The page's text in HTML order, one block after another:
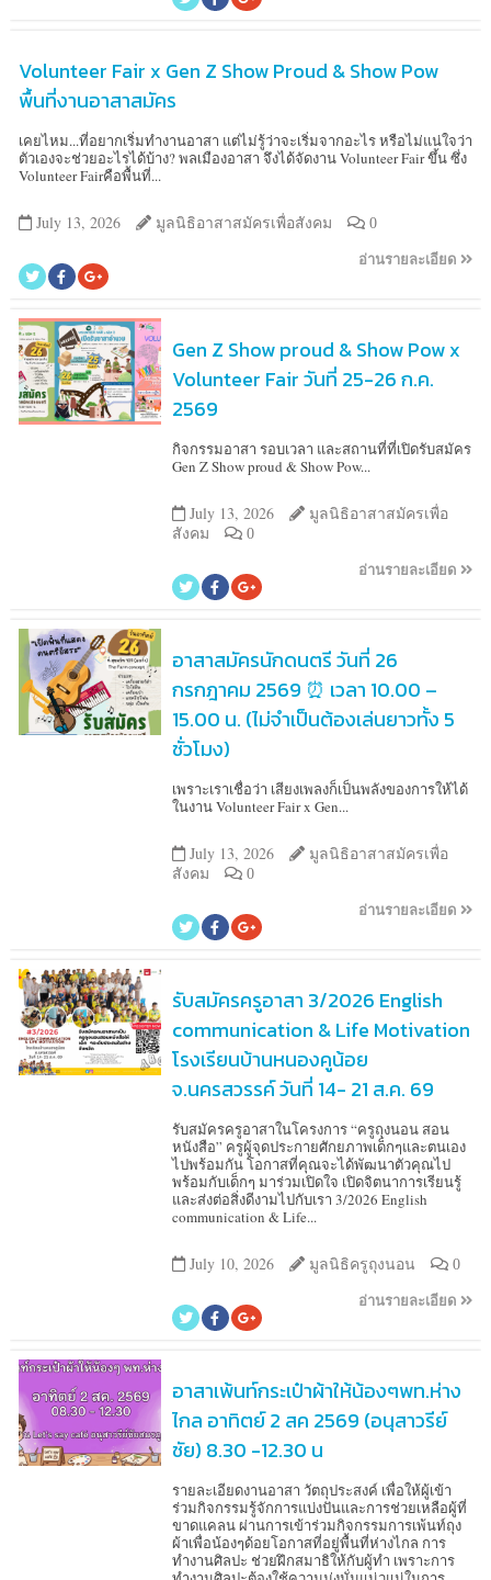
Volunteer Fair x Gen Z Show Proud & Show Pow
พื้นที่งานอาสาสมัคร
เคยไหม...ที่อยากเริ่มทำงานอาสา แต่ไม่รู้ว่าจะเริ่มจากอะไร หรือไม่แน่ใจว่า
ตัวเองจะช่วยอะไรได้บ้าง? พลเมืองอาสา จึงได้จัดงาน Volunteer Fair ขึ้น ซึ่ง
Volunteer Fairคือพื้นที่...
July 13, 2026 มูลนิธิอาสาสมัครเพื่อสังคม 0
อ่านรายละเอียด
Gen Z Show proud & Show Pow x
Volunteer Fair วันที่ 25-26 ก.ค.
2569
กิจกรรมอาสา รอบเวลา และสถานที่ที่เปิดรับสมัคร
Gen Z Show proud & Show Pow...
July 13, 2026
มูลนิธิอาสาสมัครเพื่อ
สังคม
0
อ่านรายละเอียด
อาสาสมัครนักดนตรี วันที่ 26
กรกฎาคม 2569 ⏰ เวลา 10.00 –
15.00 น. (ไม่จำเป็นต้องเล่นยาวทั้ง 5
ชั่วโมง)
เพราะเราเชื่อว่า เสียงเพลงก็เป็นพลังของการให้ได้
ในงาน Volunteer Fair x Gen...
July 13, 2026
มูลนิธิอาสาสมัครเพื่อ
สังคม
0
อ่านรายละเอียด
รับสมัครครูอาสา 3/2026 English
communication & Life Motivation
โรงเรียนบ้านหนองคูน้อย
จ.นครสวรรค์ วันที่ 14- 21 ส.ค. 69
รับสมัครครูอาสาในโครงการ “ครูถุงนอน สอน
หนังสือ” ครูผู้จุดประกายศักยภาพเด็กๆและตนเอง
ไปพร้อมกัน โอกาสที่คุณจะได้พัฒนาตัวคุณไป
พร้อมกับเด็กๆ มาร่วมเปิดใจ เปิดจิตนาการเรียนรู้
และส่งต่อสิ่งดีงามไปกับเรา 3/2026 English
communication & Life...
July 10, 2026 มูลนิธิครูถุงนอน 0
อ่านรายละเอียด
อาสาเพ้นท์กระเป๋าผ้าให้น้องๆพท.ห่าง
ไกล อาทิตย์ 2 สค 2569 (อนุสาวรีย์
ชัย) 8.30 -12.30 น
รายละเอียดงานอาสา วัตถุประสงค์ เพื่อให้ผู้เข้า
ร่วมกิจกรรมรู้จักการแบ่งปันและการช่วยเหลือผู้ที่
ขาดแคลน ผ่านการเข้าร่วมกิจกรรมการเพ้นท์ถุง
ผ้าเพื่อน้องๆด้อยโอกาสที่อยู่พื้นที่ห่างไกล การ
ทำงานศิลปะ ช่วยฝึกสมาธิให้กับผู้ทำ เพราะการ